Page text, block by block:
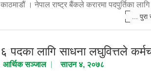
काठमाडौं । नेपाल राष्ट्र बैंकले करारमा पदपुर्तिका
... पुरा
६ पदका लागि साधना लघुवित्तले
आर्थिक सञ्जाल
साउन ४, २०७८